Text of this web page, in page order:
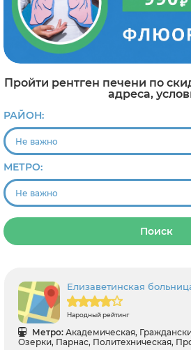
Пройти рентген печени по
адреса,
РАЙОН:
МЕТРО:
Поиск
Елизаветинская
Народный рейтинг
Метро: Академическая,
Озерки, Парнас, Политехническая,